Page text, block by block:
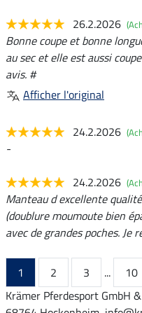
26.2.2026
Bonne coupe et bonne
au sec et elle est aussi
avis. #
Afficher l'original
24.2.2026
-
24.2.2026
Manteau d excellente
(doublure moumoute bien
avec de grandes poches. Je
1 2 3 ...
10
Krämer Pferdesport GmbH